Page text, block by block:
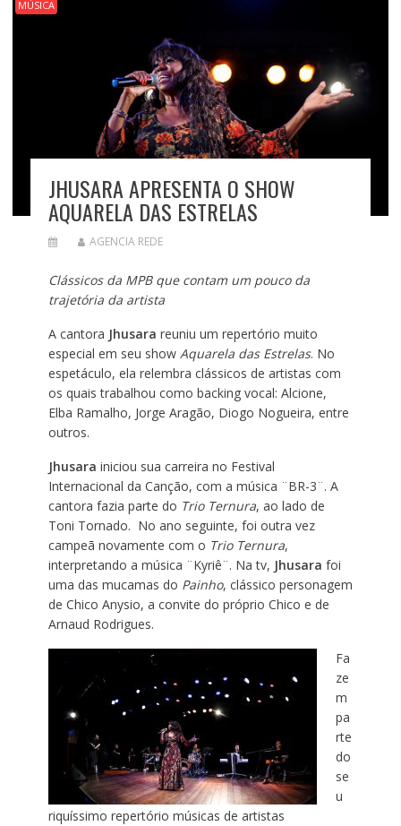
MÚSICA
JHUSARA APRESENTA O SHOW
AQUARELA DAS ESTRELAS
AGENCIA REDE
Clássicos da MPB que contam um pouco da
trajetória da artista
A cantora Jhusara reuniu um repertório muito
especial em seu show Aquarela das Estrelas. No
espetáculo, ela relembra clássicos de artistas com
os quais trabalhou como backing vocal: Alcione,
Elba Ramalho, Jorge Aragão, Diogo Nogueira, entre
outros.
Jhusara iniciou sua carreira no Festival
Internacional da Canção, com a música ¨BR-3¨. A
cantora fazia parte do Trio Ternura, ao lado de
Toni Tornado. No ano seguinte, foi outra vez
campeã novamente com o Trio Ternura,
interpretando a música ¨Kyriê¨. Na tv, Jhusara foi
uma das mucamas do Painho, clássico personagem
de Chico Anysio, a convite do próprio Chico e de
Arnaud Rodrigues.
Fa
ze
m
pa
rte
do
se
u
riquíssimo repertório músicas de artistas